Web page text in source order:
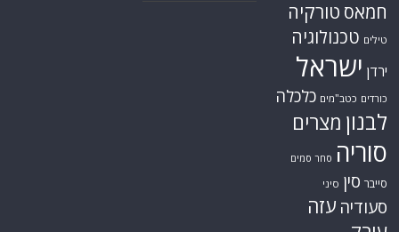
חמאס טורקיה
טילים טכנולוגיה
ירדן ישראל
כורדים כטב"מים כלכלה
לבנון מצרים
סוריה סחר סמים
סייבר סין סיני
סעודיה עזה